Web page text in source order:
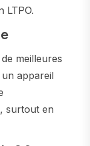
LTPO.
meilleures
appareil
surtout en